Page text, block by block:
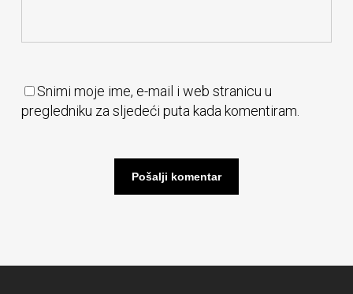
Snimi moje ime, e-mail i web stranicu u
pregledniku za sljedeći puta kada komentiram.